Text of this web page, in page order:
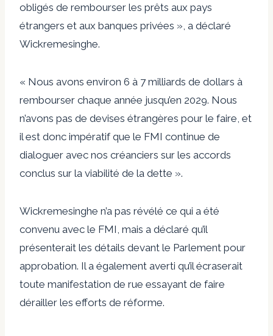
obligés de rembourser les prêts aux pays
étrangers et aux banques privées », a déclaré
Wickremesinghe.
« Nous avons environ 6 à 7 milliards de dollars à
rembourser chaque année jusqu’en 2029. Nous
n’avons pas de devises étrangères pour le faire, et
il est donc impératif que le FMI continue de
dialoguer avec nos créanciers sur les accords
conclus sur la viabilité de la dette ».
Wickremesinghe n’a pas révélé ce qui a été
convenu avec le FMI, mais a déclaré qu’il
présenterait les détails devant le Parlement pour
approbation. Il a également averti qu’il écraserait
toute manifestation de rue essayant de faire
dérailler les efforts de réforme.